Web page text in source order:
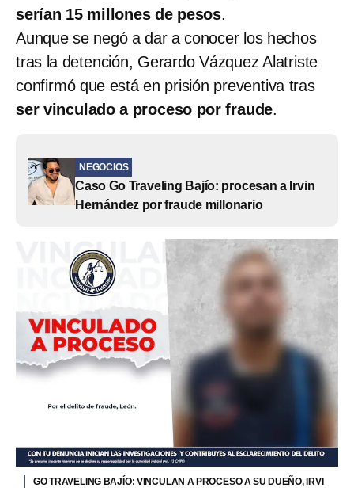
serían 15 millones de pesos.
Aunque se negó a dar a conocer los hechos
tras la detención, Gerardo Vázquez Alatriste
confirmó que está en prisión preventiva tras
ser vinculado a proceso por fraude.
NEGOCIOS
Caso Go Traveling Bajío: procesan a Irvin
Hernández por fraude millonario
GO TRAVELING BAJÍO: VINCULAN A PROCESO A SU DUEÑO, IRVI